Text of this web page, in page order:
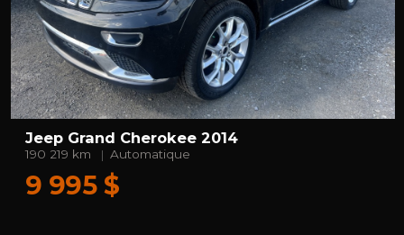
Jeep Grand Cherokee 2014
190 219 km Automatique
9 995 $